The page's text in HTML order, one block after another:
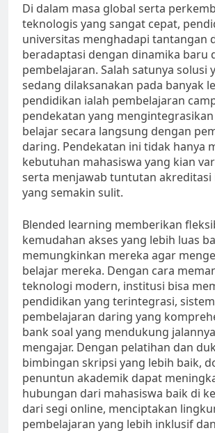
Di dalam masa global serta
teknologis yang sangat cepat,
universitas menghadapi tantangan
beradaptasi dengan dinamika baru
pembelajaran. Salah satunya solusi
sedang dilaksanakan pada banyak
pendidikan ialah pembelajaran
pendekatan yang
belajar secara langsung dengan
daring. Pendekatan ini tidak hanya
kebutuhan mahasiswa yang kian
serta menjawab tuntutan
yang semakin sulit.
Blended learning memberikan
kemudahan akses yang lebih luas
memungkinkan mereka agar
belajar mereka. Dengan cara
teknologi modern, institusi bisa
pendidikan yang terintegrasi, sistem
pembelajaran daring yang
bank soal yang mendukung
mengajar. Dengan pelatihan dan
bimbingan skripsi yang lebih baik,
penuntun akademik dapat
hubungan dari mahasiswa baik di
dari segi online, menciptakan
pembelajaran yang lebih inklusif